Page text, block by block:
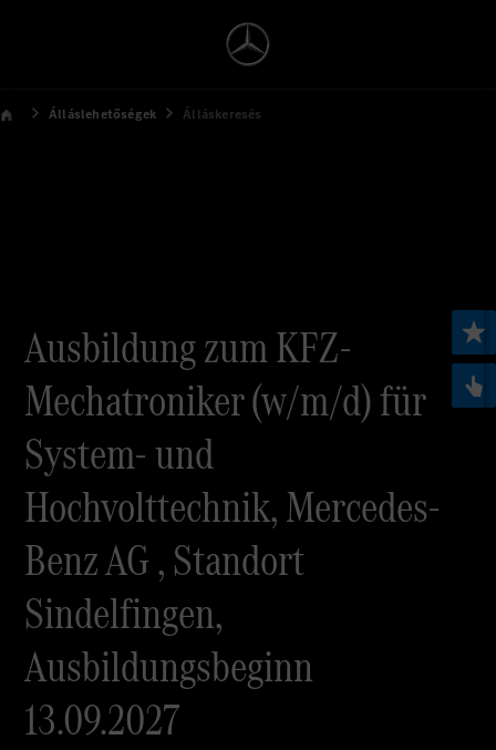
Álláslehetőségek Álláskeresés
Ausbildung zum KFZ-
Mechatroniker (w/m/d) für
System- und
Hochvolttechnik, Mercedes-
Benz AG , Standort
Sindelfingen,
Ausbildungsbeginn
13.09.2027